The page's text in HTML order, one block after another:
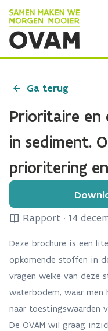
Skip to Main Content
Ga terug
Prioritaire en
in sediment.
prioritering
Rapport · 14
Deze brochure is een
opkomende stoffen in
vragen welke van deze
waterbodem, waar men
naar toestingswaarden
De OVAM wil graag